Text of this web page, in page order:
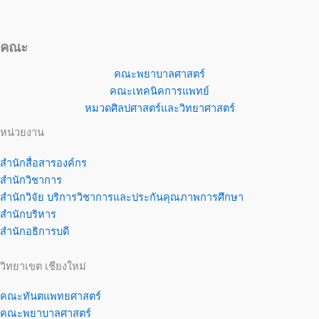
คณะ
คณะพยาบาลศาสตร์
คณะเทคนิคการแพทย์
หมวดศิลปศาสตร์และวิทยาศาสตร์
หน่วยงาน
สำนักสื่อสารองค์กร
สำนักวิชาการ
สำนักวิจัย บริการวิชาการและประกันคุณภาพการศึกษา
สำนักบริหาร
สำนักอธิการบดี
วิทยาเขต เชียงใหม่
คณะทันตแพทยศาสตร์
คณะพยาบาลศาสตร์